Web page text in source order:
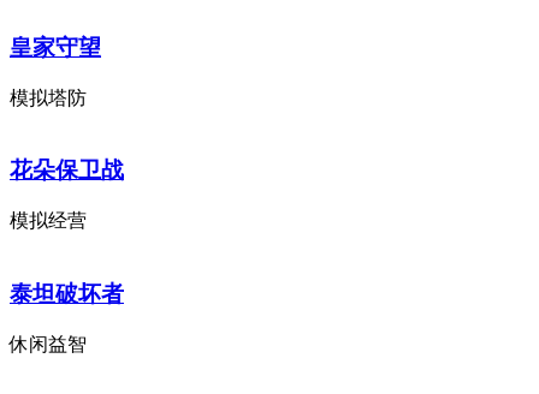
皇家守望
模拟塔防
花朵保卫战
模拟经营
泰坦破坏者
休闲益智